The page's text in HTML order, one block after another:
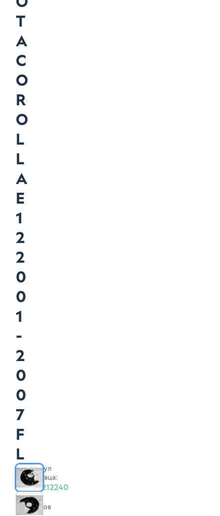
T
A
C
O
R
O
L
L
A
E
1
2
2
0
0
1
-
2
0
0
7
F
L
Артикул
продавца:
4778212240
Нет
отзывов